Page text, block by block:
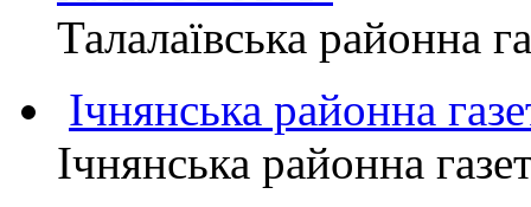
Талалаївська
Ічнянська районна
Ічнянська районна